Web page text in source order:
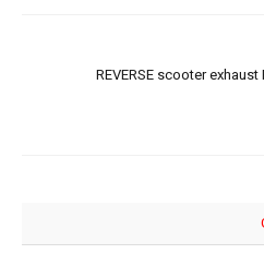
REVERSE scooter